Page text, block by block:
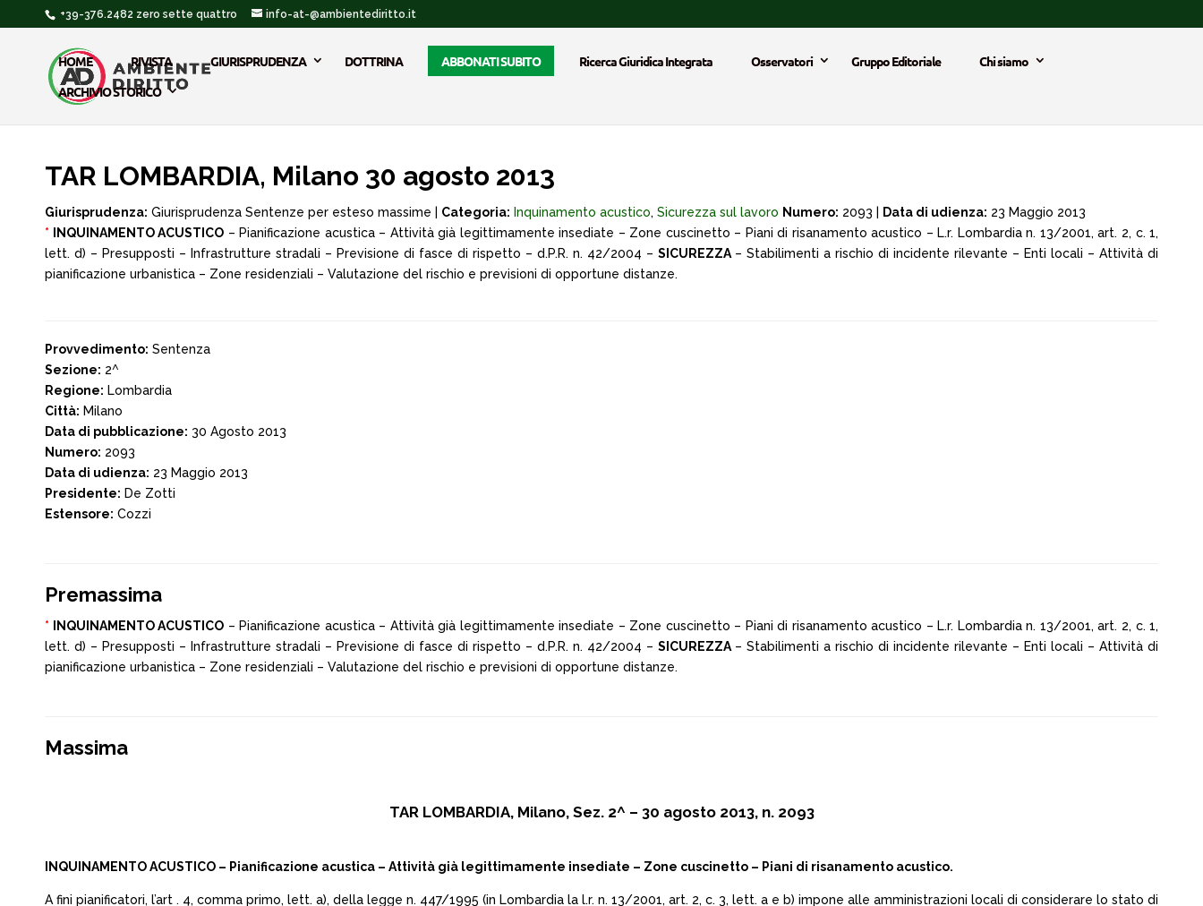
+39-376.2482 zero sette quattro info-at-@ambientediritto.it
HOME RIVISTA GIURISPRUDENZA DOTTRINA ABBONATI SUBITO Ricerca Giuridica Integrata Osservatori Gruppo Editoriale
Chi siamo
ARCHIVIO STORICO
TAR LOMBARDIA, Milano 30 agosto 2013
Giurisprudenza: Giurisprudenza Sentenze per esteso massime | Categoria: Inquinamento acustico, Sicurezza sul lavoro Numero: 2093 | Data di udienza: 23 Maggio 2013
*
INQUINAMENTO ACUSTICO – Pianificazione acustica – Attività già legittimamente insediate – Zone cuscinetto – Piani di risanamento acustico – L.r. Lombardia n. 13/2001, art. 2, c. 1,
lett. d) – Presupposti – Infrastrutture stradali – Previsione di fasce di rispetto – d.P.R. n. 42/2004 – SICUREZZA – Stabilimenti a rischio di incidente rilevante – Enti locali – Attività di
pianificazione urbanistica – Zone residenziali – Valutazione del rischio e previsioni di opportune distanze.
Provvedimento: Sentenza
Sezione: 2^
Regione: Lombardia
Città: Milano
Data di pubblicazione: 30 Agosto 2013
Numero: 2093
Data di udienza: 23 Maggio 2013
Presidente: De Zotti
Estensore: Cozzi
Premassima
* INQUINAMENTO ACUSTICO – Pianificazione acustica – Attività già legittimamente insediate – Zone cuscinetto – Piani di risanamento acustico – L.r. Lombardia n. 13/2001, art. 2, c. 1,
lett. d) – Presupposti – Infrastrutture stradali – Previsione di fasce di rispetto – d.P.R. n. 42/2004 – SICUREZZA – Stabilimenti a rischio di incidente rilevante – Enti locali – Attività di
pianificazione urbanistica – Zone residenziali – Valutazione del rischio e previsioni di opportune distanze.
Massima
TAR LOMBARDIA, Milano, Sez. 2^ – 30 agosto 2013, n. 2093
INQUINAMENTO ACUSTICO – Pianificazione acustica – Attività già legittimamente insediate – Zone cuscinetto – Piani di risanamento acustico.
A fini pianificatori, l’art . 4, comma primo, lett. a), della legge n. 447/1995 (in Lombardia la l.r. n. 13/2001, art. 2, c. 3, lett. a e b) impone alle amministrazioni locali di considerare lo stato di